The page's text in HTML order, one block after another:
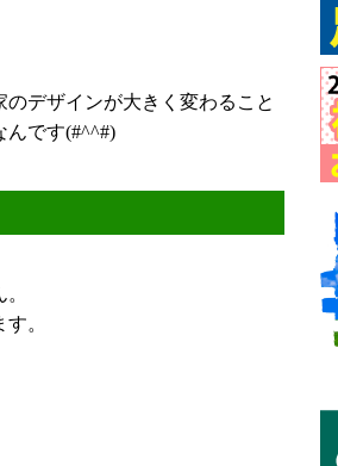
デザインが大きく変わること
んです(#^^#)
。